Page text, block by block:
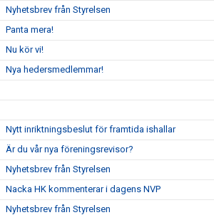
Nyhetsbrev från Styrelsen
Panta mera!
Nu kör vi!
Nya hedersmedlemmar!
Nytt inriktningsbeslut för framtida ishallar
Är du vår nya föreningsrevisor?
Nyhetsbrev från Styrelsen
Nacka HK kommenterar i dagens NVP
Nyhetsbrev från Styrelsen